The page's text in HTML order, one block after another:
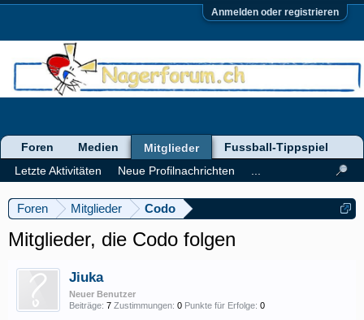
Anmelden oder registrieren
Foren Mitglieder Codo
Mitglieder, die Codo folgen
Jiuka
Neuer Benutzer
Beiträge: 7 Zustimmungen: 0 Punkte für Erfolge: 0
Foren Medien
Mitglieder
Letzte Aktivitäten
Neue Profilnachrichten
Fussball-Tippspiel